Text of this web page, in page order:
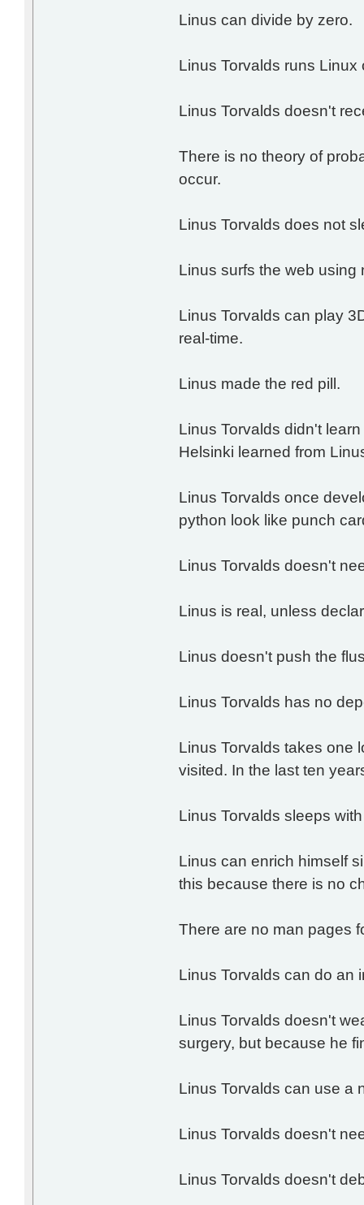
Linus can divide by zero.
Linus Torvalds runs
Linus Torvalds doesn't
There is no theory of
occur.
Linus Torvalds does not
Linus surfs the web using
Linus Torvalds can play
real-time.
Linus made the red pill.
Linus Torvalds didn't
Helsinki learned from
Linus Torvalds once
python look like punch
Linus Torvalds doesn't
Linus is real, unless
Linus doesn't push the
Linus Torvalds has no
Linus Torvalds takes one
visited. In the last ten
Linus Torvalds sleeps
Linus can enrich himself
this because there is no
There are no man pages
Linus Torvalds can do
Linus Torvalds doesn't
surgery, but because he
Linus Torvalds can use a
Linus Torvalds doesn't
Linus Torvalds doesn't